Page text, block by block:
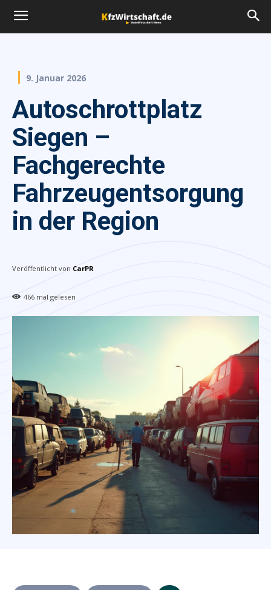
9. Januar 2026
Autoschrottplatz
Siegen –
Fachgerechte
Fahrzeugentsorgung
in der Region
Veröffentlicht von CarPR
466 mal gelesen